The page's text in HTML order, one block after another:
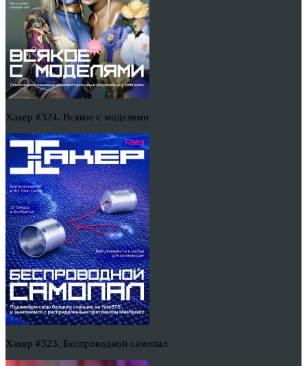
Хакер #324. Всякое с моделями
Хакер #323. Беспроводной самопал